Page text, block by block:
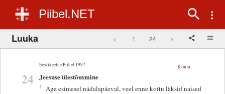
Piibel.NET
Luuka < 1 24 >
Eestikeelne Piibel 1997
24
Kuula
Jeesuse ülestõusmine
1
Aga esimesel nädalapäeval, veel enne koitu läksid naised